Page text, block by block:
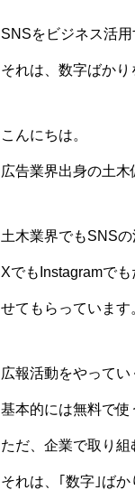
SNSをビジネス活
それは、数字ばかり
こんにちは。
広告業界出身の土木
土木業界でもSNSの
XでもInstagramで
せてもらっています
広報活動をやって
基本的には無料で使
ただ、企業で取り組
それは、｢数字｣ばか